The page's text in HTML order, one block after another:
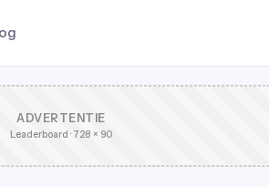
ADVERTENTIE
Leaderboard · 728 × 90